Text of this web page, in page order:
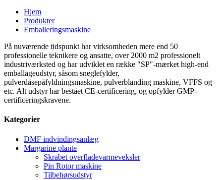
Hjem
Produkter
Emballeringsmaskine
På nuværende tidspunkt har virksomheden mere end 50
professionelle teknikere og ansatte, over 2000 m2 professionelt
industriværksted og har udviklet en række "SP"-mærket high-end
emballageudstyr, såsom sneglefylder,
pulverdåsepåfyldningsmaskine, pulverblanding maskine, VFFS og
etc. Alt udstyr har bestået CE-certificering, og opfylder GMP-
certificeringskravene.
Kategorier
DMF indvindingsanlæg
Margarine plante
Skrabet overfladevarmeveksler
Pin Rotor maskine
Tilbehørsudstyr